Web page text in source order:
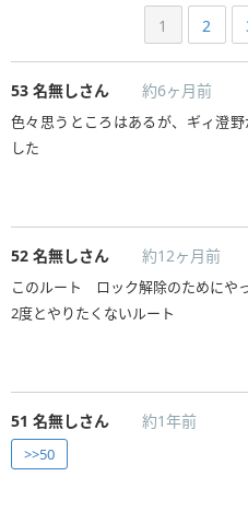
1 2
53 名無しさん 約6ヶ月前
色々思うところはあるが、ギィ澄
した
52 名無しさん 約12ヶ月前
このルート ロック解除のためにや
2度とやりたくないルート
51 名無しさん 約1年前
>>50